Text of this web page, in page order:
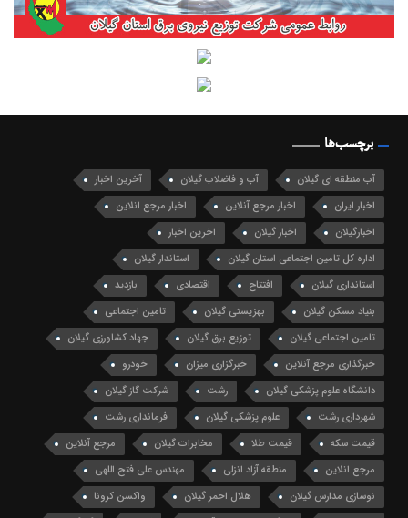
برچسب‌ها
آب منطقه ای گیلان آب و فاضلاب گیلان
آخرین اخبار
اخبار ایران
اخبار مرجع آنلاین
اخبار مرجع انلاین
اخبارگیلان
اخبار گیلان
اخرین اخبار
اداره کل تامین اجتماعی استان گیلان
استاندار گیلان
استانداری گیلان
افتتاح اقتصادی
بازدید
بنیاد مسکن گیلان
بهزیستی گیلان
تامین اجتماعی
تامین اجتماعی گیلان
توزیع برق گیلان
جهاد کشاورزی گیلان
خبرگذاری مرجع آنلاین
خبرگزاری میزان
خودرو
دانشگاه علوم پزشکی گیلان
رشت
شرکت گاز گیلان
شهرداری رشت
علوم پزشکی گیلان
فرمانداری رشت
قیمت سکه
قیمت طلا مخابرات گیلان
مرجع آنلاین
مرجع انلاین
منطقه آزاد انزلی
مهندس علی فتح اللهی
نوسازی مدارس گیلان
هلال احمر گیلان
واکسن کرونا